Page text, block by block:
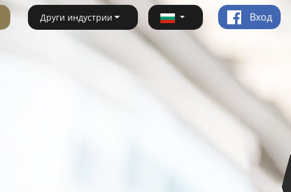
Други индустрии Вход